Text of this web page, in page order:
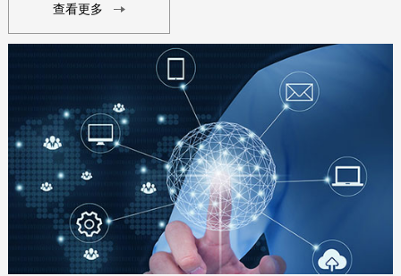
查看更多